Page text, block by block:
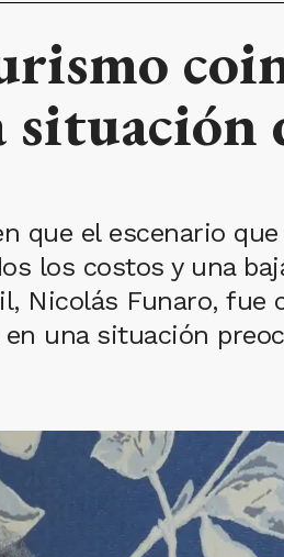
que el escenario
los costos y una
Nicolás Funaro,
una situación